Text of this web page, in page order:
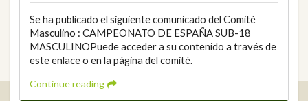
Se ha publicado el siguiente comunicado del Comité
Masculino : CAMPEONATO DE ESPAÑA SUB-18
MASCULINOPuede acceder a su contenido a través de
este enlace o en la página del comité.
Continue reading